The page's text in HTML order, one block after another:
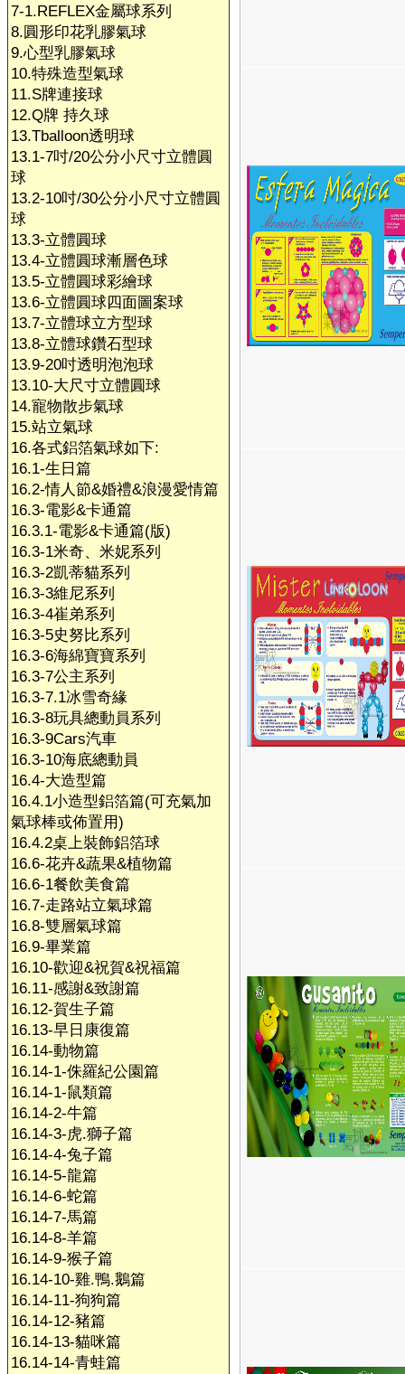
7-1.REFLEX金屬球系列
8.圓形印花乳膠氣球
9.心型乳膠氣球
10.特殊造型氣球
11.S牌連接球
12.Q牌 持久球
13.Tballoon透明球
13.1-7吋/20公分小尺寸立體圓
球
13.2-10吋/30公分小尺寸立體圓
球
13.3-立體圓球
13.4-立體圓球漸層色球
13.5-立體圓球彩繪球
13.6-立體圓球四面圖案球
13.7-立體球立方型球
13.8-立體球鑽石型球
13.9-20吋透明泡泡球
13.10-大尺寸立體圓球
14.寵物散步氣球
15.站立氣球
16.各式鋁箔氣球如下:
16.1-生日篇
16.2-情人節&婚禮&浪漫愛情篇
16.3-電影&卡通篇
16.3.1-電影&卡通篇(版)
16.3-1米奇、米妮系列
16.3-2凱蒂貓系列
16.3-3維尼系列
16.3-4崔弟系列
16.3-5史努比系列
16.3-6海綿寶寶系列
16.3-7公主系列
16.3-7.1冰雪奇緣
16.3-8玩具總動員系列
16.3-9Cars汽車
16.3-10海底總動員
16.4-大造型篇
16.4.1小造型鋁箔篇(可充氣加
氣球棒或佈置用)
16.4.2桌上裝飾鋁箔球
16.6-花卉&蔬果&植物篇
16.6-1餐飲美食篇
16.7-走路站立氣球篇
16.8-雙層氣球篇
16.9-畢業篇
16.10-歡迎&祝賀&祝福篇
16.11-感謝&致謝篇
16.12-賀生子篇
16.13-早日康復篇
16.14-動物篇
16.14-1-侏羅紀公園篇
16.14-1-鼠類篇
16.14-2-牛篇
16.14-3-虎.獅子篇
16.14-4-兔子篇
16.14-5-龍篇
16.14-6-蛇篇
16.14-7-馬篇
16.14-8-羊篇
16.14-9-猴子篇
16.14-10-雞.鴨.鵝篇
16.14-11-狗狗篇
16.14-12-豬篇
16.14-13-貓咪篇
16.14-14-青蛙篇